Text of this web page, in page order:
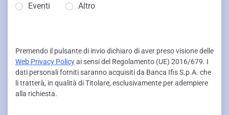
Eventi
Altro
Premendo il pulsante di invio dichiaro di aver preso visione delle
Web Privacy Policyai sensi del Regolamento (UE) 2016/679. I
dati personali forniti saranno acquisiti da Banca Ifis S.p.A. che
li tratterà, in qualità di Titolare, esclusivamente per adempiere
alla richiesta.